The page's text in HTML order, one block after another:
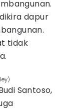
dapur
tidak
Santoso,